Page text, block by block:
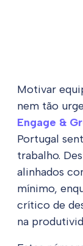
Motivar
nem tão
Engage &
Portugal
trabalho.
alinhados
mínimo,
crítico de
na